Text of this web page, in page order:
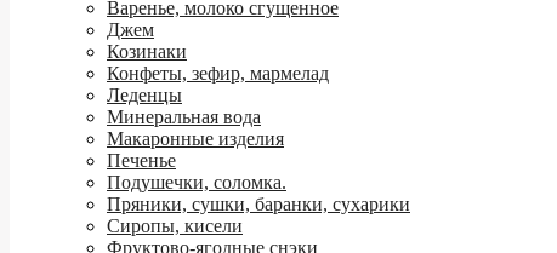
Варенье, молоко сгущенное
Джем
Козинаки
Конфеты, зефир, мармелад
Леденцы
Минеральная вода
Макаронные изделия
Печенье
Подушечки, соломка.
Пряники, сушки, баранки, сухарики
Сиропы, кисели
Фруктово-ягодные снэки